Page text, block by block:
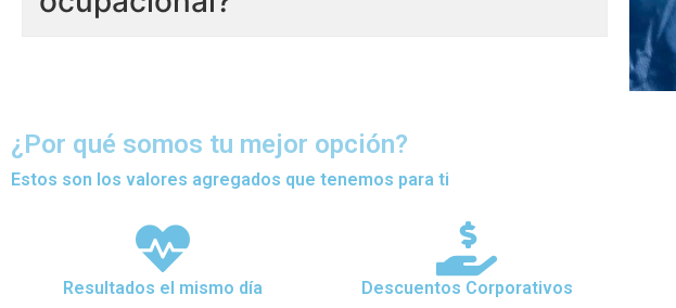
¿Por qué somos tu mejor opción?
Estos son los valores agregados que tenemos para ti
Resultados el mismo día Descuentos Corporativos